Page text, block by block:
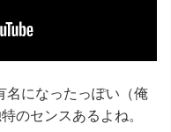
名になったっぽい（俺
のセンスあるよね。